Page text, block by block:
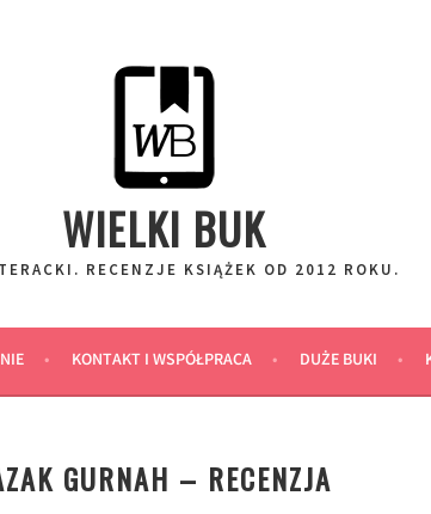
WIELKI BUK
RECENZJE KSIĄŻEK OD 2012 ROKU.
KONTAKT I WSPÓŁPRACA DUŻE BUKI
GURNAH – RECENZJA